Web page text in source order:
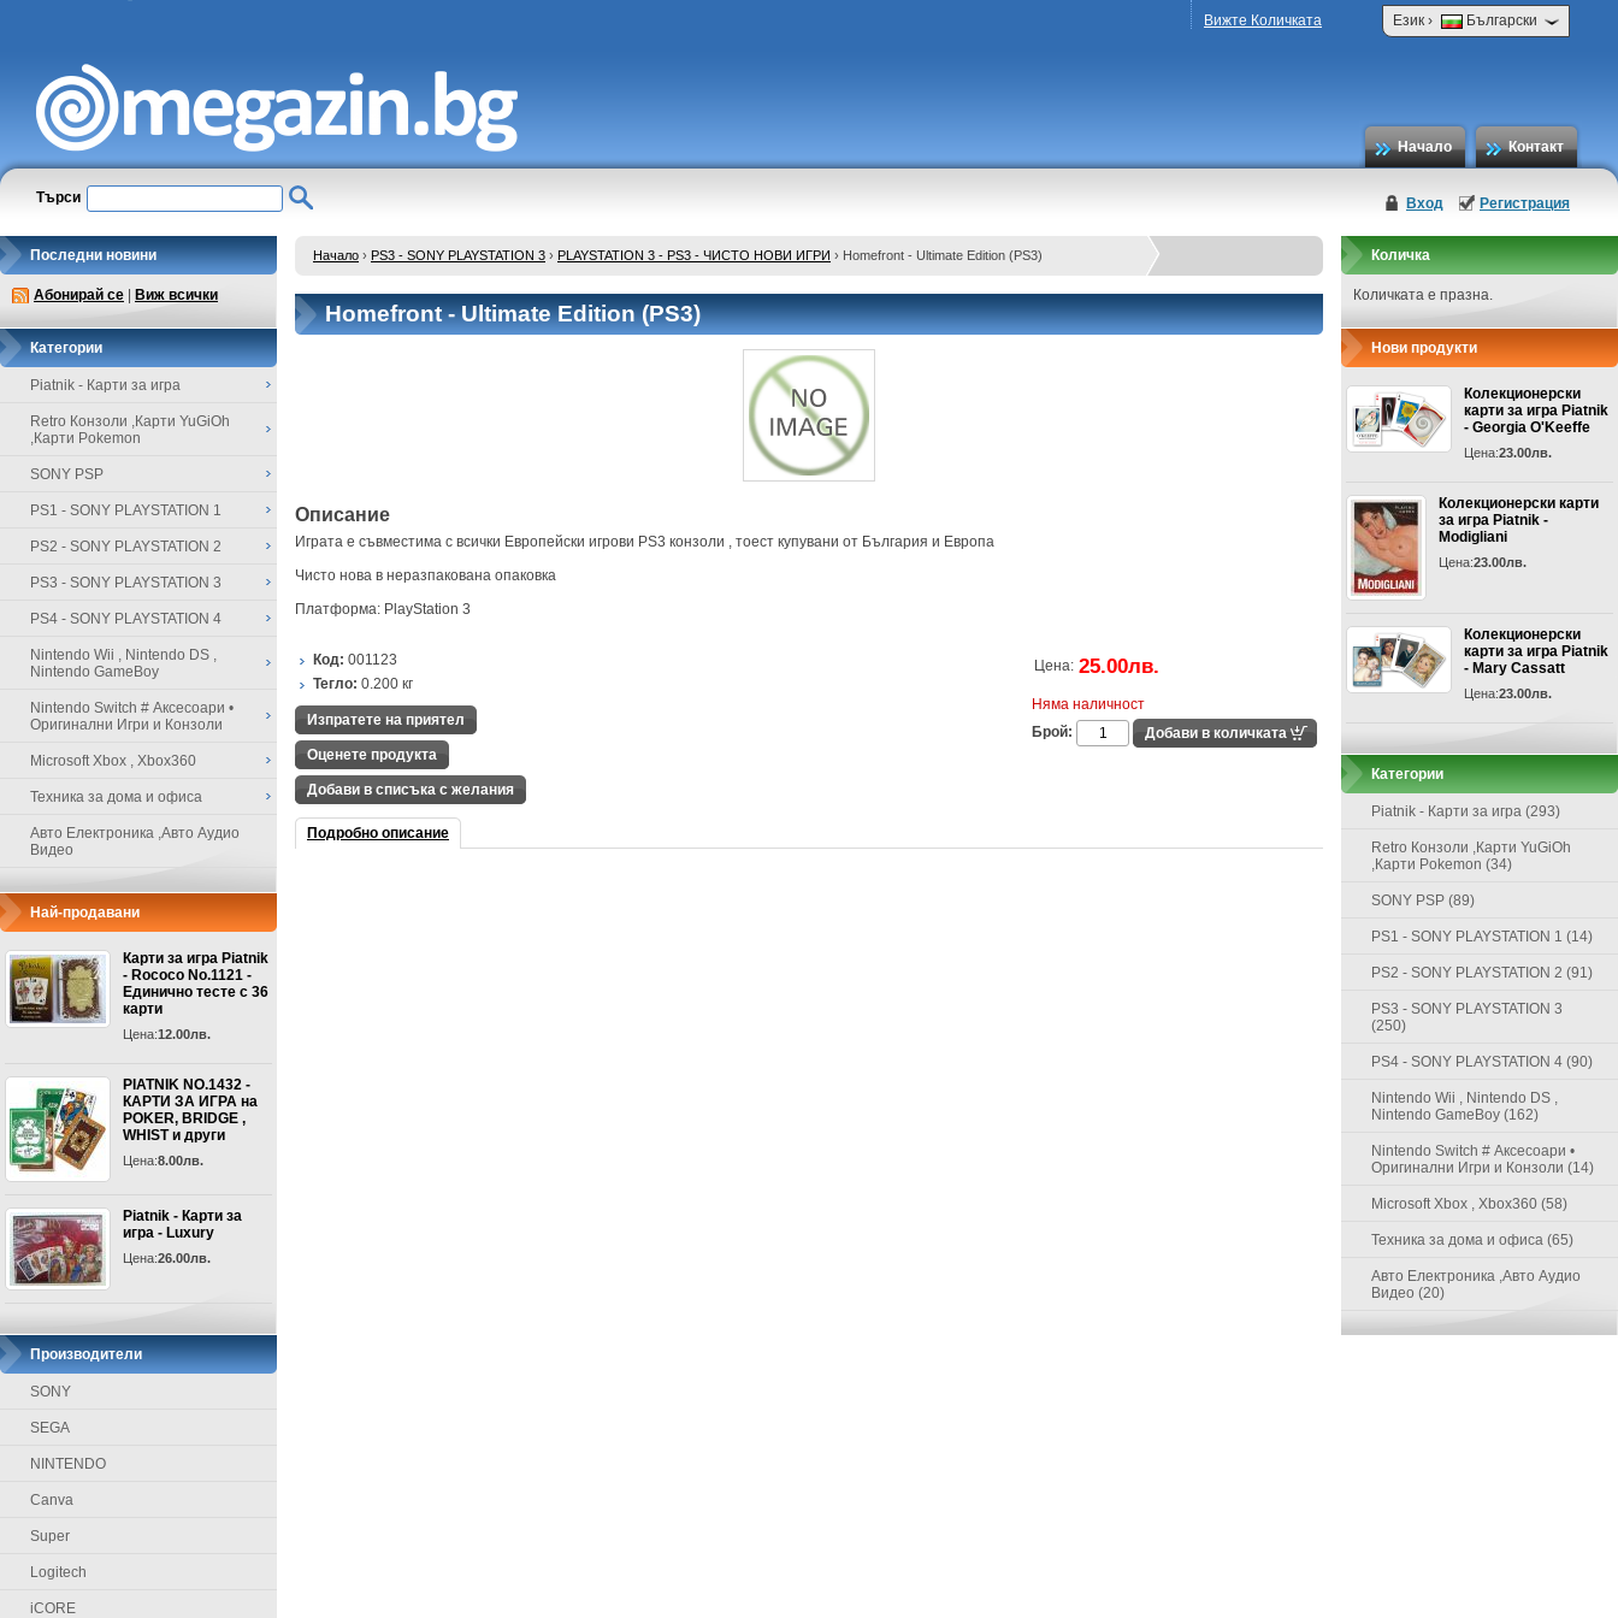
Език › Български
Вижте Количката
Начало Контакт
Вход Регистрация
Търси
Последни новини
Абонирай се Виж всички
Категории
Piatnik - Карти за игра
Retro Конзоли ,Карти YuGiOh
,Карти Pokemon
SONY PSP
PS1 - SONY PLAYSTATION 1
PS2 - SONY PLAYSTATION 2
PS3 - SONY PLAYSTATION 3
PS4 - SONY PLAYSTATION 4
Nintendo Wii , Nintendo DS ,
Nintendo GameBoy
Nintendo Switch # Аксесоари •
Оригинални Игри и Конзоли
Microsoft Xbox , Xbox360
Техника за дома и офиса
Авто Електроника ,Авто Аудио
Видео
Най-продавани
Карти за игра Piatnik
- Rococo No.1121 -
Единично тесте с 36
карти
Цена:12.00лв.
PIATNIK NO.1432 -
КАРТИ ЗА ИГРА на
POKER, BRIDGE ,
WHIST и други
Цена:8.00лв.
Piatnik - Карти за
игра - Luxury
Цена:26.00лв.
Производители
SONY
SEGA
NINTENDO
Canva
Super
Logitech
iCORE
Начало › PS3 - SONY PLAYSTATION 3 › PLAYSTATION 3 - PS3 - ЧИСТО НОВИ ИГРИ › Homefront - Ultimate Edition (PS3)
Homefront - Ultimate Edition (PS3)
Описание
Играта е съвместима с всички Европейски игрови PS3 конзоли , тоест купувани от България и Европа
Чисто нова в неразпакована опаковка
Платформа: PlayStation 3
Код: 001123
Тегло: 0.200 кг
Цена: 25.00лв.
Няма наличност
Брой:
Изпратете на приятел
Оценете продукта
Добави в списъка с желания
Подробно описание
Количка
Количката е празна.
Нови продукти
Колекционерски
карти за игра Piatnik
- Georgia O'Keeffe
Цена:23.00лв.
Колекционерски карти
за игра Piatnik -
Modigliani
Цена:23.00лв.
Колекционерски
карти за игра Piatnik
- Mary Cassatt
Цена:23.00лв.
Категории
Piatnik - Карти за игра (293)
Retro Конзоли ,Карти YuGiOh
,Карти Pokemon (34)
SONY PSP (89)
PS1 - SONY PLAYSTATION 1 (14)
PS2 - SONY PLAYSTATION 2 (91)
PS3 - SONY PLAYSTATION 3
(250)
PS4 - SONY PLAYSTATION 4 (90)
Nintendo Wii , Nintendo DS ,
Nintendo GameBoy (162)
Nintendo Switch # Аксесоари •
Оригинални Игри и Конзоли (14)
Microsoft Xbox , Xbox360 (58)
Техника за дома и офиса (65)
Авто Електроника ,Авто Аудио
Видео (20)